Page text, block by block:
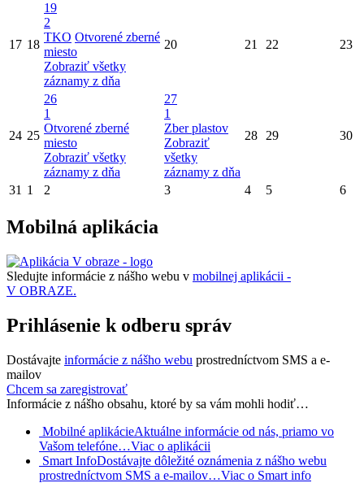
17 18
19
2
TKO Otvorené zberné
miesto
Zobraziť všetky
záznamy z dňa
20 21 22 23
24 25
26
1
Otvorené zberné
miesto
Zobraziť všetky
záznamy z dňa
27
1
Zber plastov
Zobraziť
všetky
záznamy z dňa
28 29 30
31 1 2 3 4 5 6
Mobilná aplikácia
Sledujte informácie z nášho webu v mobilnej aplikácii -
V OBRAZE.
Prihlásenie k odberu správ
Dostávajte informácie z nášho webu prostredníctvom SMS a e-
mailov
Chcem sa zaregistrovať
Informácie z nášho obsahu, ktoré by sa vám mohli hodiť…
Mobilné aplikácieAktuálne informácie od nás, priamo vo
Vašom telefóne…Viac o aplikácii
Smart InfoDostávajte dôležité oznámenia z nášho webu
prostredníctvom SMS a e-mailov…Viac o Smart info